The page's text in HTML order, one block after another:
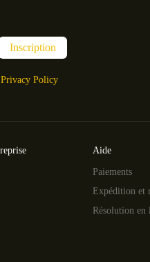
Inscription
Privacy Policy
Aide
Paiements
Expédition et
Résolution en